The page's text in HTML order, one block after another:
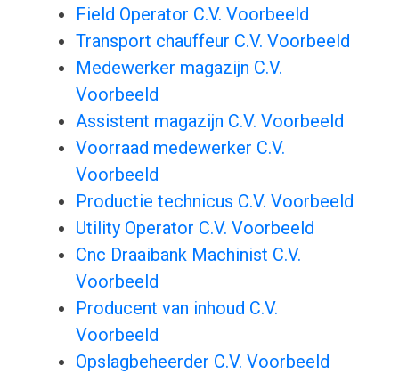
Field Operator C.V. Voorbeeld
Transport chauffeur C.V. Voorbeeld
Medewerker magazijn C.V.
Voorbeeld
Assistent magazijn C.V. Voorbeeld
Voorraad medewerker C.V.
Voorbeeld
Productie technicus C.V. Voorbeeld
Utility Operator C.V. Voorbeeld
Cnc Draaibank Machinist C.V.
Voorbeeld
Producent van inhoud C.V.
Voorbeeld
Opslagbeheerder C.V. Voorbeeld